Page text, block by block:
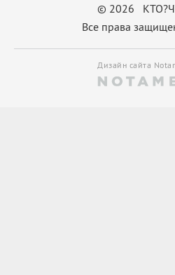
© 2026
Все права
Дизайн сайта